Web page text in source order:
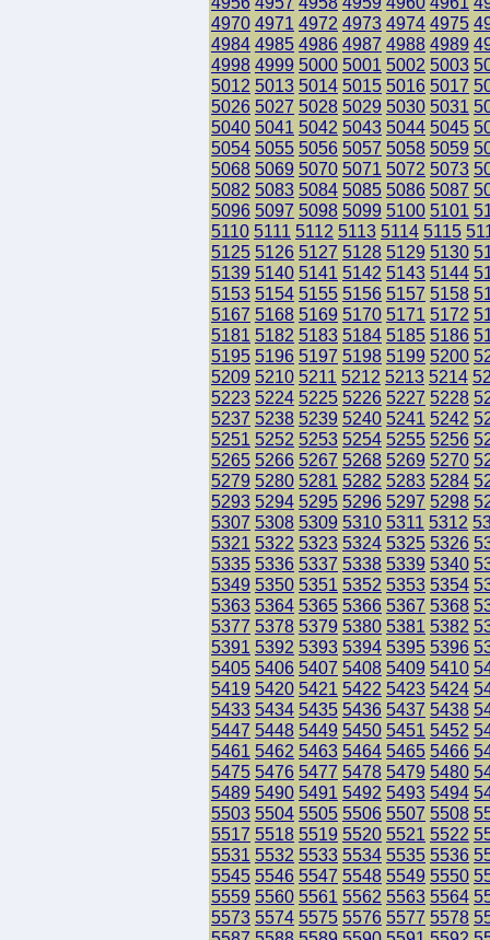
4970 4971 4972 4973 4974 4975
4984 4985 4986 4987 4988 4989
4998 4999 5000 5001 5002 5003
5012 5013 5014 5015 5016 5017
5026 5027 5028 5029 5030 5031
5040 5041 5042 5043 5044 5045
5054 5055 5056 5057 5058 5059
5068 5069 5070 5071 5072 5073
5082 5083 5084 5085 5086 5087
5096 5097 5098 5099 5100 5101
5110 5111 5112 5113 5114 5115
5125 5126 5127 5128 5129 5130
5139 5140 5141 5142 5143 5144
5153 5154 5155 5156 5157 5158
5167 5168 5169 5170 5171 5172
5181 5182 5183 5184 5185 5186
5195 5196 5197 5198 5199 5200
5209 5210 5211 5212 5213 5214
5223 5224 5225 5226 5227 5228
5237 5238 5239 5240 5241 5242
5251 5252 5253 5254 5255 5256
5265 5266 5267 5268 5269 5270
5279 5280 5281 5282 5283 5284
5293 5294 5295 5296 5297 5298
5307 5308 5309 5310 5311 5312
5321 5322 5323 5324 5325 5326
5335 5336 5337 5338 5339 5340
5349 5350 5351 5352 5353 5354
5363 5364 5365 5366 5367 5368
5377 5378 5379 5380 5381 5382
5391 5392 5393 5394 5395 5396
5405 5406 5407 5408 5409 5410
5419 5420 5421 5422 5423 5424
5433 5434 5435 5436 5437 5438
5447 5448 5449 5450 5451 5452
5461 5462 5463 5464 5465 5466
5475 5476 5477 5478 5479 5480
5489 5490 5491 5492 5493 5494
5503 5504 5505 5506 5507 5508
5517 5518 5519 5520 5521 5522
5531 5532 5533 5534 5535 5536
5545 5546 5547 5548 5549 5550
5559 5560 5561 5562 5563 5564
5573 5574 5575 5576 5577 5578